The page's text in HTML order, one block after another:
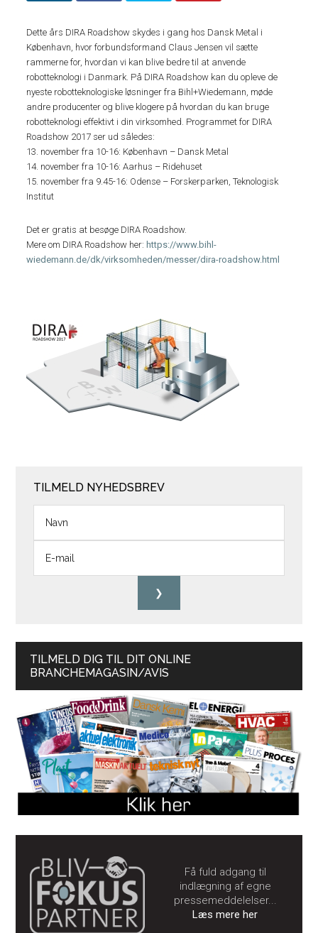
Dette års DIRA Roadshow skydes i gang hos Dansk Metal i
København, hvor forbundsformand Claus Jensen vil sætte
rammerne for, hvordan vi kan blive bedre til at anvende
robotteknologi i Danmark. På DIRA Roadshow kan du opleve de
nyeste robotteknologiske løsninger fra Bihl+Wiedemann, møde
andre producenter og blive klogere på hvordan du kan bruge
robotteknologi effektivt i din virksomhed. Programmet for DIRA
Roadshow 2017 ser ud således:
13. november fra 10-16: København – Dansk Metal
14. november fra 10-16: Aarhus – Ridehuset
15. november fra 9.45-16: Odense – Forskerparken, Teknologisk
Institut
Det er gratis at besøge DIRA Roadshow.
Mere om DIRA Roadshow her: https://www.bihl-
wiedemann.de/dk/virksomheden/messer/dira-roadshow.html
TILMELD NYHEDSBREV
TILMELD DIG TIL DIT ONLINE
BRANCHEMAGASIN/AVIS
Få fuld adgang til
indlægning af egne
pressemeddelelser...
Læs mere her